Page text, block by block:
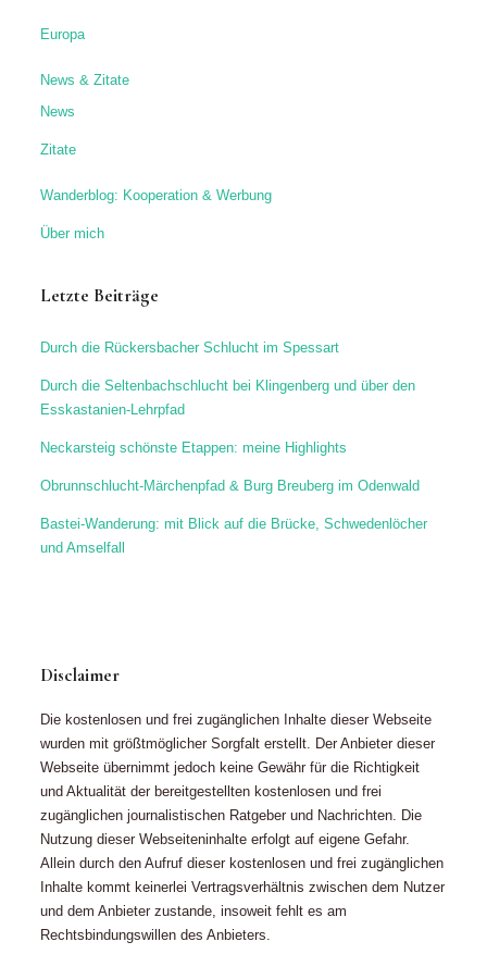
Europa
News & Zitate
News
Zitate
Wanderblog: Kooperation & Werbung
Über mich
Letzte Beiträge
Durch die Rückersbacher Schlucht im Spessart
Durch die Seltenbachschlucht bei Klingenberg und über den
Esskastanien-Lehrpfad
Neckarsteig schönste Etappen: meine Highlights
Obrunnschlucht-Märchenpfad & Burg Breuberg im Odenwald
Bastei-Wanderung: mit Blick auf die Brücke, Schwedenlöcher
und Amselfall
Disclaimer
Die kostenlosen und frei zugänglichen Inhalte dieser Webseite
wurden mit größtmöglicher Sorgfalt erstellt. Der Anbieter dieser
Webseite übernimmt jedoch keine Gewähr für die Richtigkeit
und Aktualität der bereitgestellten kostenlosen und frei
zugänglichen journalistischen Ratgeber und Nachrichten. Die
Nutzung dieser Webseiteninhalte erfolgt auf eigene Gefahr.
Allein durch den Aufruf dieser kostenlosen und frei zugänglichen
Inhalte kommt keinerlei Vertragsverhältnis zwischen dem Nutzer
und dem Anbieter zustande, insoweit fehlt es am
Rechtsbindungswillen des Anbieters.